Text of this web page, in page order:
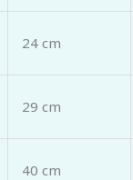
24 cm
29 cm
40 cm